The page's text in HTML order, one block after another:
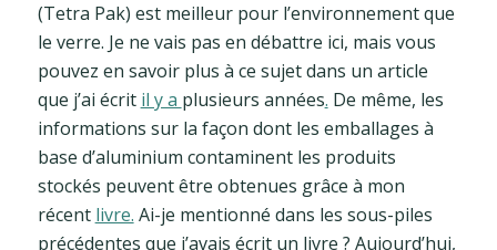
(Tetra Pak) est meilleur pour l’environnement que
le verre. Je ne vais pas en débattre ici, mais vous
pouvez en savoir plus à ce sujet dans un article
que j’ai écrit il y a plusieurs années. De même, les
informations sur la façon dont les emballages à
base d’aluminium contaminent les produits
stockés peuvent être obtenues grâce à mon
récent livre. Ai-je mentionné dans les sous-piles
précédentes que j’avais écrit un livre ? Aujourd’hui,